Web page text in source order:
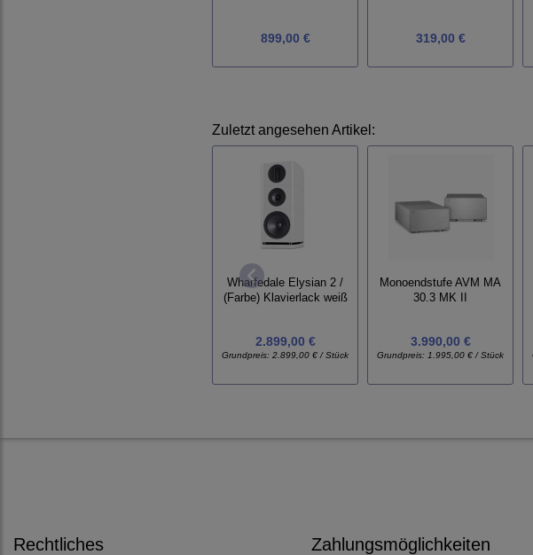
899,00 € 319,00 €
Zuletzt angesehen Artikel:
Wharfedale Elysian 2 /
(Farbe) Klavierlack weiß
2.899,00 €
Grundpreis:2.899,00 € / Stück
Monoendstufe AVM MA
30.3 MK II
3.990,00 €
Grundpreis: 1.995,00 € / Stück
Rechtliches Zahlungsmöglichkeiten